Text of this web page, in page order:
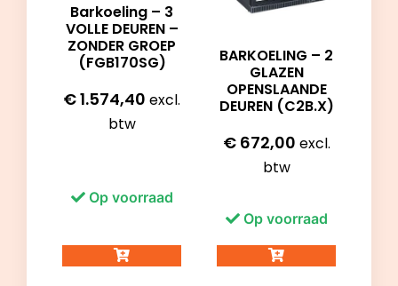
Barkoeling – 3
VOLLE DEUREN –
ZONDER GROEP
(FGB170SG)
€1.574,40 excl.
btw
Op voorraad
BARKOELING – 2
GLAZEN
OPENSLAANDE
DEUREN (C2B.X)
€672,00 excl.
btw
Op voorraad